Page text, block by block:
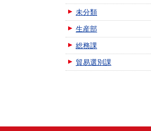
未分類
生産部
総務課
貿易選別課